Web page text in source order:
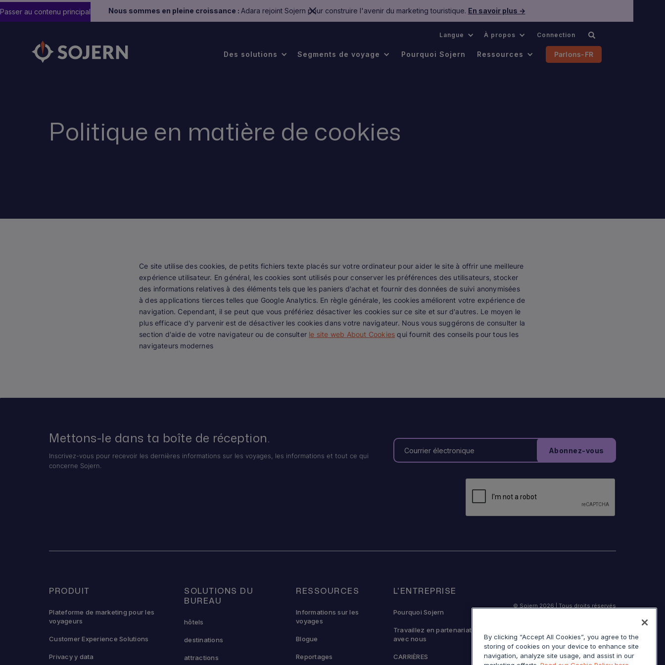
Nous sommes en pleine croissance : Adara rejoint Sojern pour construire l'avenir du marketing touristique. En savoir plus →
Passer au contenu principal
Langue À propos Connection
Des solutions Segments de voyage Pourquoi Sojern Ressources Parlons-FR
Politique en matière de cookies
Ce site utilise des cookies, de petits fichiers texte placés sur votre ordinateur pour aider le site à offrir une meilleure
expérience utilisateur. En général, les cookies sont utilisés pour conserver les préférences des utilisateurs, stocker
des informations relatives à des éléments tels que les paniers d'achat et fournir des données de suivi anonymisées
à des applications tierces telles que Google Analytics. En règle générale, les cookies améliorent votre expérience de
navigation. Cependant, il se peut que vous préfériez désactiver les cookies sur ce site et sur d'autres. Le moyen le
plus efficace d'y parvenir est de désactiver les cookies dans votre navigateur. Nous vous suggérons de consulter la
section d'aide de votre navigateur ou de consulter le site web About Cookies qui fournit des conseils pour tous les
navigateurs modernes
Mettons-le dans ta boîte de réception.
Inscrivez-vous pour recevoir les dernières informations sur les voyages, les informations et tout ce qui
concerne Sojern.
PRODUIT
Plateforme de marketing pour les
voyageurs
Customer Experience Solutions
Privacy y data
SOLUTIONS DU
BUREAU
hôtels
destinations
attractions
RESSOURCES
Informations sur les
voyages
Blogue
Reportages
L'ENTREPRISE
Pourquoi Sojern
Travaillez en partenariat
avec nous
CARRIÈRES
© Sojern 2026 | Tous droits réservés
Service Modalités
Avis lors de la collecte en Californie
By clicking “Accept All Cookies”, you agree to the
storing of cookies on your device to enhance site
navigation, analyze site usage, and assist in our